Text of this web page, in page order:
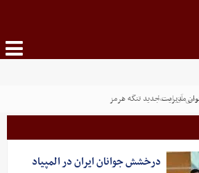
بومی آن است!
مدیریت جدید تنگه هرمز
درخشش جوانان ایران در المپیاد